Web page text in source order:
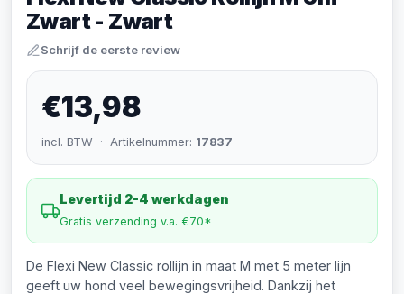
Zwart - Zwart
Schrijf de eerste review
€13,98
incl. BTW · Artikelnummer: 17837
Levertijd 2-4 werkdagen
Gratis verzending v.a. €70*
De Flexi New Classic rollijn in maat M met 5 meter lijn
geeft uw hond veel bewegingsvrijheid. Dankzij het